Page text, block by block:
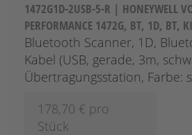
1472G1D-2USB-5-R | HONEYWELL
PERFORMANCE 1472G, BT, 1D, BT,
Bluetooth Scanner, 1D,
Kabel (USB, gerade, 3m,
Übertragungsstation, Farbe:
178,70 € pro
Stück